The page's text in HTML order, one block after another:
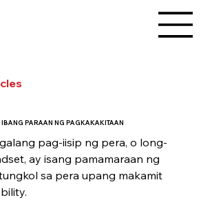
IBANG PARAAN NG PAGKAKAKITAAN
pag-iisip ng pera, o long-
ay isang pamamaraan ng
sa pera upang makamit